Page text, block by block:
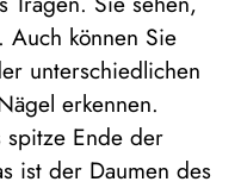
können Sie
unterschiedlichen
erkennen.
spitze Ende der
ist der Daumen des